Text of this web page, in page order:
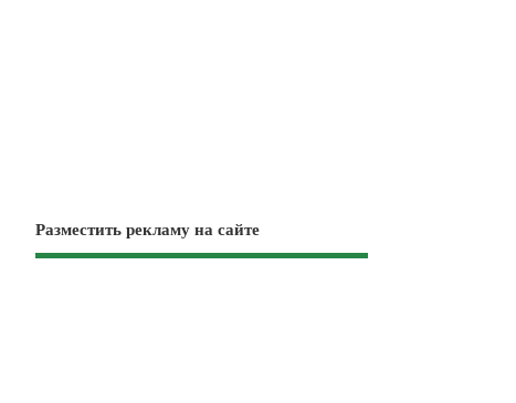
Разместить рекламу на сайте